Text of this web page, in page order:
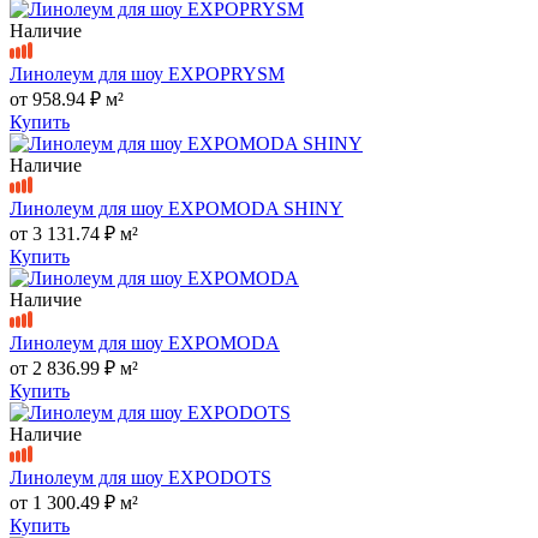
Наличие
Линолеум для шоу EXPOPRYSM
от 958.94 ₽ м²
Купить
Наличие
Линолеум для шоу EXPOMODA SHINY
от 3 131.74 ₽ м²
Купить
Наличие
Линолеум для шоу EXPOMODA
от 2 836.99 ₽ м²
Купить
Наличие
Линолеум для шоу EXPODOTS
от 1 300.49 ₽ м²
Купить